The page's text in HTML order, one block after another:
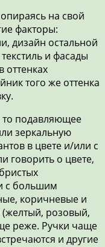
на свой
факторы:
дизайн остальной
и фасады
оттенках
того же оттенка
то подавляющее
зеркальную
в цвете и/или с
говорить о цвете,
с большим
коричневые и
(желтый, розовый,
реже. Ручки чаще
и другие